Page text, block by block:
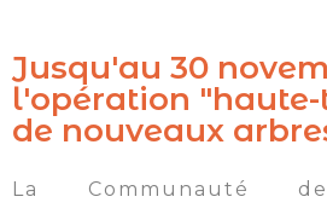
Jusqu'au 30
l'opération
de nouveaux
La Communauté